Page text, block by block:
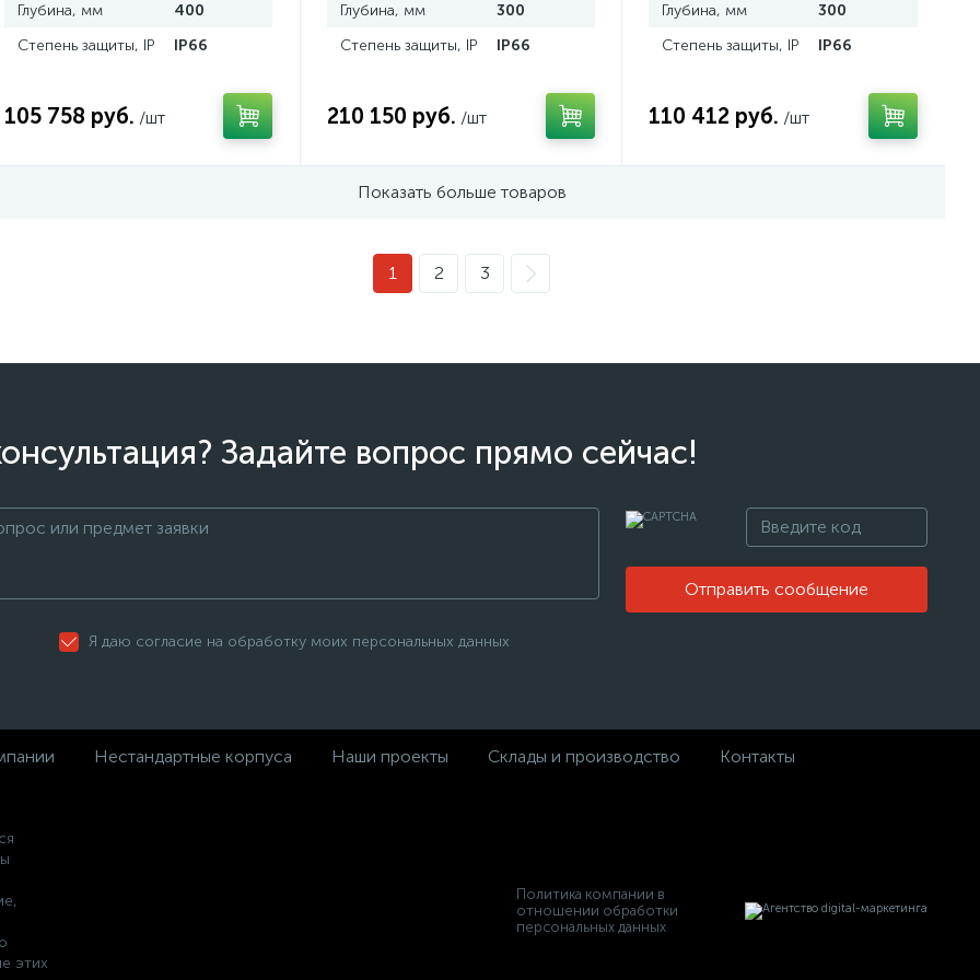
Глубина, мм
400
Степень защиты, IP
IP66
105 758 руб. /шт
Глубина, мм
300
Степень защиты, IP
IP66
210 150 руб. /шт
Глубина, мм
300
Степень защиты, IP
IP66
110 412 руб. /шт
Показать больше товаров
1 2 3
Задайте вопрос прямо сейчас!
Отправить сообщение
Я даю согласие на обработку моих персональных данных
Нестандартные корпуса Наши проекты Склады и производство Контакты
этих
Политика компании в
отношении обработки
персональных данных